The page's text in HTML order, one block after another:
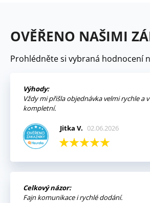
OVĚŘENO NAŠIMI
Prohlédněte si vybraná hodnocení
Výhody:
Vždy mi přišla objednávka velmi rychle a
kompletní.
Jitka V. 02.06.2026
Celkový názor:
Fajn komunikace i rychlé dodání.